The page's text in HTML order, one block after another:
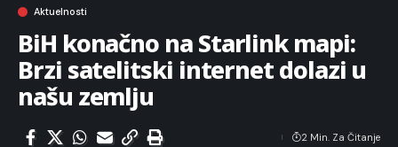
Aktuelnosti
BiH konačno na Starlink mapi:
Brzi satelitski internet dolazi u
našu zemlju
2 Min. Za Čitanje